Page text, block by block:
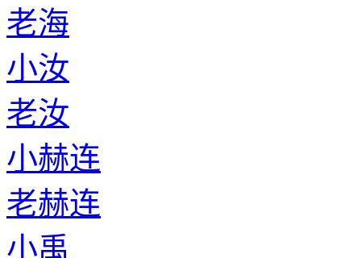
老海
小汝
老汝
小赫连
老赫连
小禹